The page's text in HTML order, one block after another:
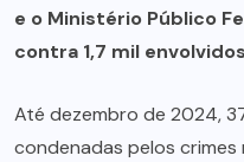
e o Ministério Público
contra 1,7 mil
Até dezembro de 2024,
condenadas pelos